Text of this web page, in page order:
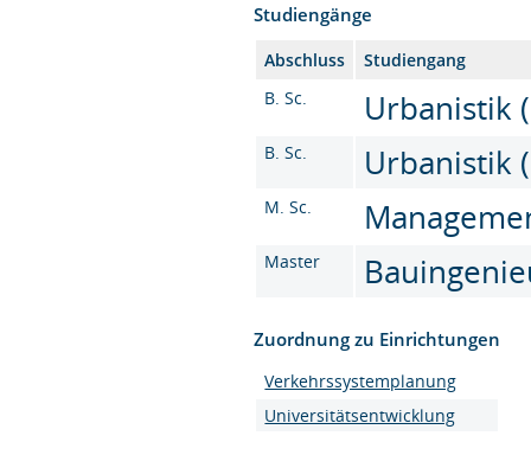
Studiengänge
Abschluss
Studiengang
B. Sc.
Urbanistik
B. Sc. Urbanistik
M. Sc.
Master
Zuordnung zu Einrichtungen
Verkehrssystemplanung
Universitätsentwicklung